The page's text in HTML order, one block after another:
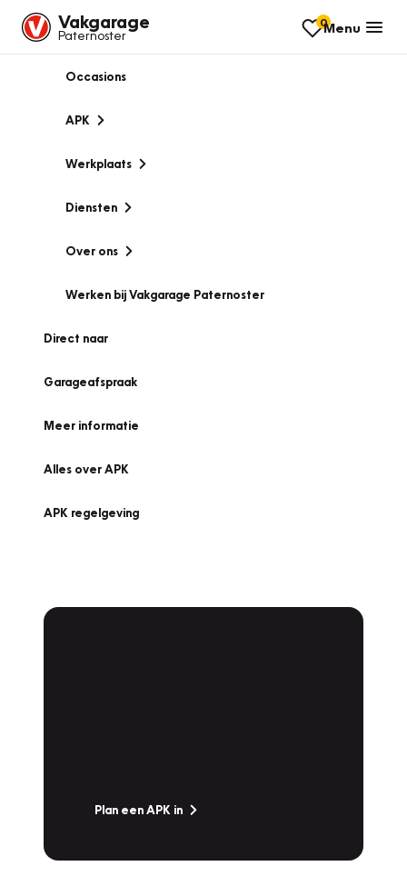
Vakgarage
Paternoster
0Menu
Occasions
APK
Werkplaats
Diensten
Over ons
Werken bij Vakgarage Paternoster
Direct naar
Garageafspraak
Meer informatie
Alles over APK
APK regelgeving
Plan een APK in